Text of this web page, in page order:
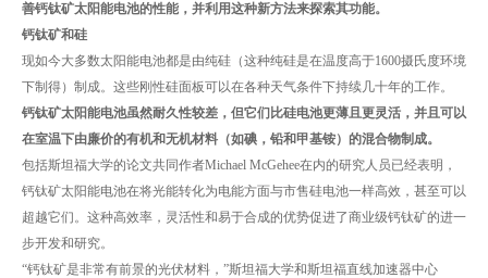
善钙钛矿太阳能电池的性能，并利用这种新方法来探索其功能。
钙钛矿和硅
现如今大多数太阳能电池都是由纯硅（这种纯硅是在温度高于1600摄氏度环境
下制得）制成。这些刚性硅面板可以在各种天气条件下持续几十年的工作。
钙钛矿太阳能电池虽然耐久性较差，但它们比硅电池更薄且更灵活，并且可以
在室温下由廉价的有机和无机材料（如碘，铅和甲基铵）的混合物制成。
包括斯坦福大学的论文共同作者Michael McGehee在内的研究人员已经表明，
钙钛矿太阳能电池在将光能转化为电能方面与市售硅电池一样高效，甚至可以
超越它们。这种高效率，灵活性和易于合成的优势促进了商业级钙钛矿的进一
步开发和研究。
“钙钛矿是非常有前景的光伏材料，”斯坦福大学和斯坦福直线加速器中心